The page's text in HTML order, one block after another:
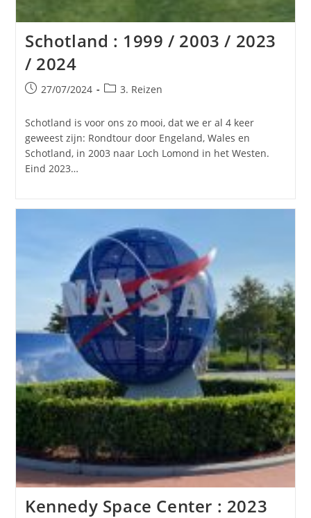
Schotland : 1999 / 2003 / 2023
/ 2024
Bericht
op:
27/07/2024 Berichtcategorie:
3. Reizen
Schotland is voor ons zo mooi, dat we er al 4 keer
geweest zijn: Rondtour door Engeland, Wales en
Schotland, in 2003 naar Loch Lomond in het Westen.
Eind 2023…
Kennedy Space Center : 2023